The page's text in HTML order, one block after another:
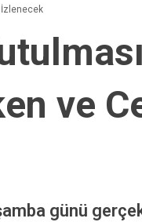
İzlenecek
ve
günü